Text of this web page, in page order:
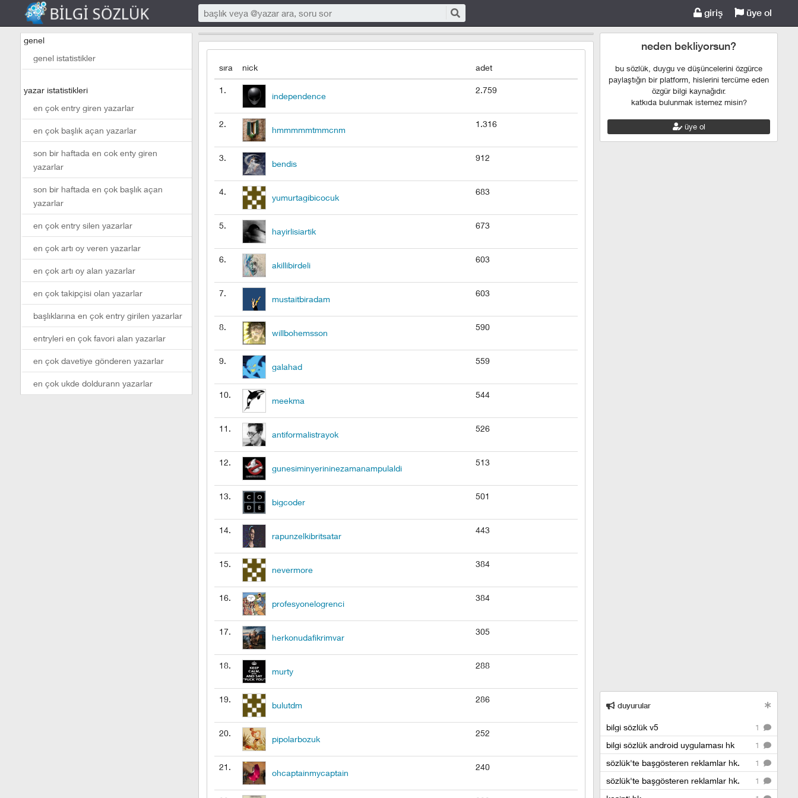
giriş üye ol
genel
genel istatistikler
yazar istatistikleri
en çok entry giren yazarlar
en çok başlık açan yazarlar
son bir haftada en cok enty giren
yazarlar
son bir haftada en çok başlık açan
yazarlar
en çok entry silen yazarlar
en çok artı oy veren yazarlar
en çok artı oy alan yazarlar
en çok takipçisi olan yazarlar
başlıklarına en çok entry girilen yazarlar
entryleri en çok favori alan yazarlar
en çok davetiye gönderen yazarlar
en çok ukde doldurann yazarlar
sıra nick adet
1.
independence
2.759
2.
hmmmmmtmmcnm
1.316
3.
bendis
912
4.
yumurtagibicocuk
683
5.
hayirlisiartik
673
6.
akillibirdeli
603
7.
mustaitbiradam
603
8.
willbohemsson
590
9.
galahad
559
10.
meekma
544
11.
antiformalistrayok
526
12.
gunesiminyerininezamanampulaldi
513
13.
bigcoder
501
14.
rapunzelkibritsatar
443
15.
nevermore
384
16.
profesyonelogrenci
384
17.
herkonudafikrimvar
305
18.
murty
288
19.
bulutdm
286
20.
pipolarbozuk
252
21.
ohcaptainmycaptain
240
neden bekliyorsun?
bu sözlük, duygu ve düşüncelerini özgürce
paylaştığın bir platform, hislerini tercüme eden
özgür bilgi kaynağıdır.
katkıda bulunmak istemez misin?
üye ol
duyurular
1
bilgi sözlük v5
1
bilgi sözlük android uygulaması hk
1
sözlük'te başgösteren reklamlar hk.
1
sözlük'te başgösteren reklamlar hk.